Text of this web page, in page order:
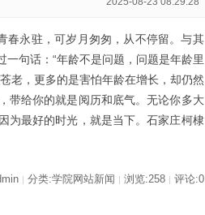
永驻，可岁月匆匆，从不停留。与其
句话：“年龄不是问题，问题是年龄里
老，更多的是害怕年龄在增长，却仍然
带给你的就是阅历和底气。无论你多大
为最好的时光，就是当下。石家庄柯棣
| 分类:学院网站新闻 | 浏览:258 | 评论:0